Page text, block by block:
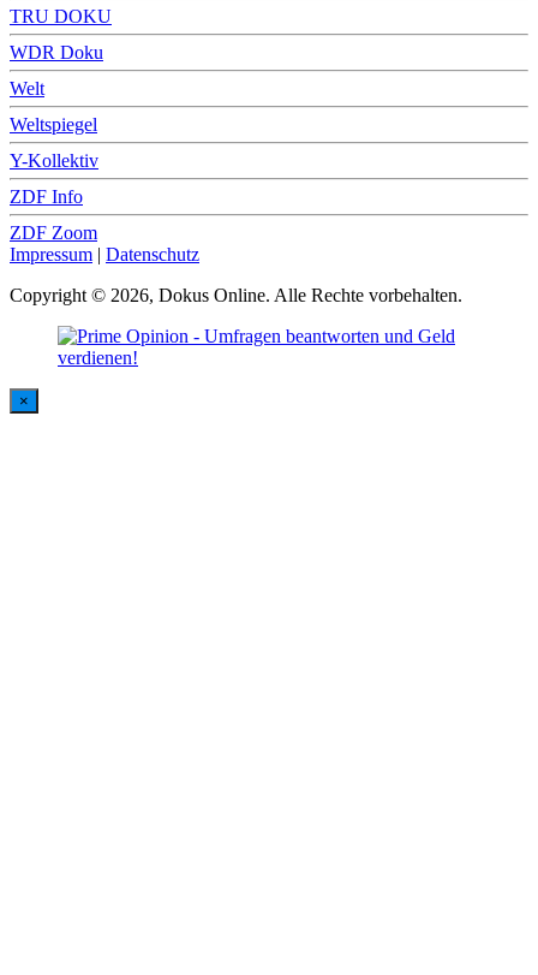
TRU DOKU
WDR Doku
Welt
Weltspiegel
Y-Kollektiv
ZDF Info
ZDF Zoom
Impressum | Datenschutz
Copyright © 2026, Dokus Online. Alle Rechte vorbehalten.
×